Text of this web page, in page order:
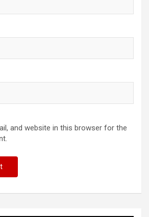
and website in this browser for the